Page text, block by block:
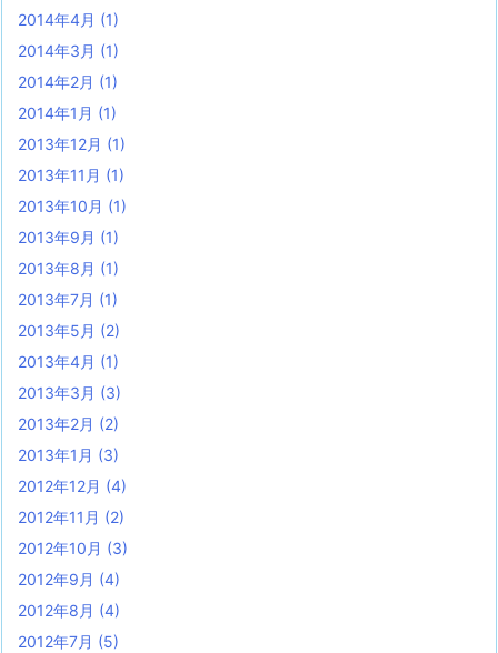
2014年4月 (1)
2014年3月 (1)
2014年2月 (1)
2014年1月 (1)
2013年12月 (1)
2013年11月 (1)
2013年10月 (1)
2013年9月 (1)
2013年8月 (1)
2013年7月 (1)
2013年5月 (2)
2013年4月 (1)
2013年3月 (3)
2013年2月 (2)
2013年1月 (3)
2012年12月 (4)
2012年11月 (2)
2012年10月 (3)
2012年9月 (4)
2012年8月 (4)
2012年7月 (5)